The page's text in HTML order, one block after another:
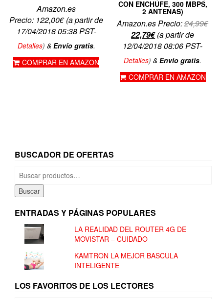
Amazon.es
Precio: 122,00€(a partir de
17/04/2018 05:38 PST-
Detalles) & Envío gratis.
COMPRAR EN AMAZON
CON ENCHUFE, 300 MBPS,
2 ANTENAS)
Amazon.es Precio:24,99€El
22,79€El
precio
actual
22,79€.
(a partir de
12/04/2018 08:06 PST-
Detalles)&Envío gratis.
COMPRAR EN AMAZON
BUSCADOR DE OFERTAS
Buscar
por:
Buscar
ENTRADAS Y PÁGINAS POPULARES
LA REALIDAD DEL ROUTER 4G DE
MOVISTAR – CUIDADO
KAMTRON LA MEJOR BASCULA
INTELIGENTE
LOS FAVORITOS DE LOS LECTORES